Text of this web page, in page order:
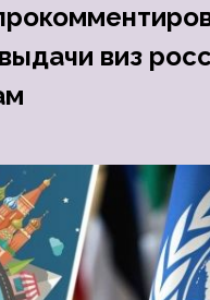
виз